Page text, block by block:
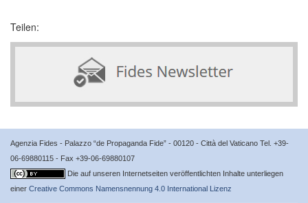
Teilen:
Agenzia Fides - Palazzo “de Propaganda Fide” - 00120 - Città del Vaticano Tel. +39-
06-69880115 - Fax +39-06-69880107
Die auf unseren Internetseiten veröffentlichten Inhalte unterliegen
einer Creative Commons Namensnennung 4.0 International Lizenz